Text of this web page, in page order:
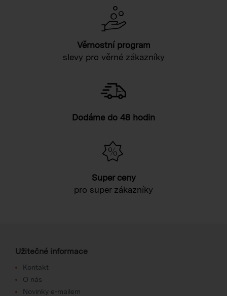
Věrnostní program
slevy pro věrné zákazníky
Dodáme do 48 hodin
Super ceny
pro super zákazníky
Užitečné informace
Kontakt
O nás
Novinky e-mailem